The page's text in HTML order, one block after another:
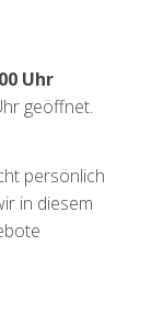
Uhr
geöffnet.
persönlich
in diesem